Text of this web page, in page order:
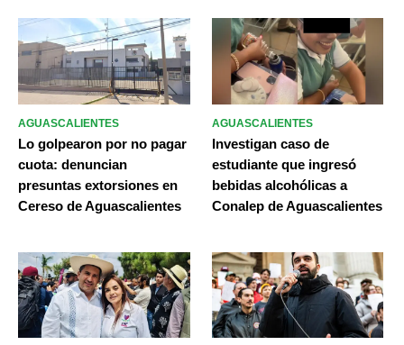
AGUASCALIENTES
Lo golpearon por no pagar
cuota: denuncian
presuntas extorsiones en
Cereso de Aguascalientes
AGUASCALIENTES
Investigan caso de
estudiante que ingresó
bebidas alcohólicas a
Conalep de Aguascalientes